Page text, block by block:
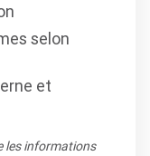
selon
et
les informations